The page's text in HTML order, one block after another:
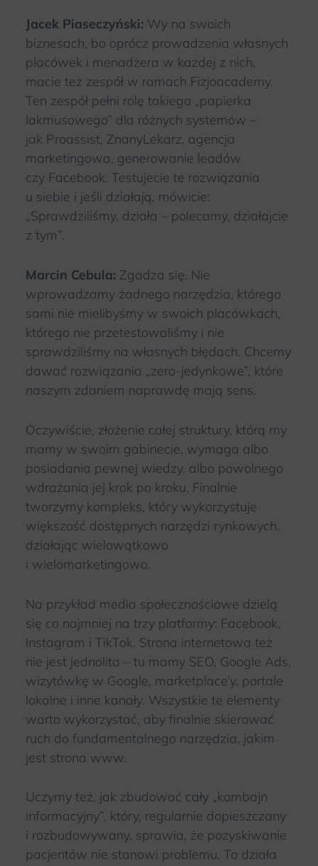
Jacek Piaseczyński: Wy na swoich
biznesach, bo oprócz prowadzenia własnych
placówek i menadżera w każdej z nich,
macie też zespół w ramach Fizjoacademy.
Ten zespół pełni rolę takiego „papierka
lakmusowego” dla różnych systemów –
jak Proassist, ZnanyLekarz, agencja
marketingowa, generowanie leadów
czy Facebook. Testujecie te rozwiązania
u siebie i jeśli działają, mówicie:
„Sprawdziliśmy, działa – polecamy, działajcie
z tym”.
Marcin Cebula: Zgadza się. Nie
wprowadzamy żadnego narzędzia, którego
sami nie mielibyśmy w swoich placówkach,
którego nie przetestowaliśmy i nie
sprawdziliśmy na własnych błędach. Chcemy
dawać rozwiązania „zero-jedynkowe”, które
naszym zdaniem naprawdę mają sens.
Oczywiście, złożenie całej struktury, którą my
mamy w swoim gabinecie, wymaga albo
posiadania pewnej wiedzy, albo powolnego
wdrażania jej krok po kroku. Finalnie
tworzymy kompleks, który wykorzystuje
większość dostępnych narzędzi rynkowych,
działając wielowątkowo
i wielomarketingowo.
Na przykład media społecznościowe dzielą
się co najmniej na trzy platformy: Facebook,
Instagram i TikTok. Strona internetowa też
nie jest jednolita – tu mamy SEO, Google Ads,
wizytówkę w Google, marketplace’y, portale
lokalne i inne kanały. Wszystkie te elementy
warto wykorzystać, aby finalnie skierować
ruch do fundamentalnego narzędzia, jakim
jest strona www.
Uczymy też, jak zbudować cały „kombajn
informacyjny”, który, regularnie dopieszczany
i rozbudowywany, sprawia, że pozyskiwanie
pacjentów nie stanowi problemu. To działa